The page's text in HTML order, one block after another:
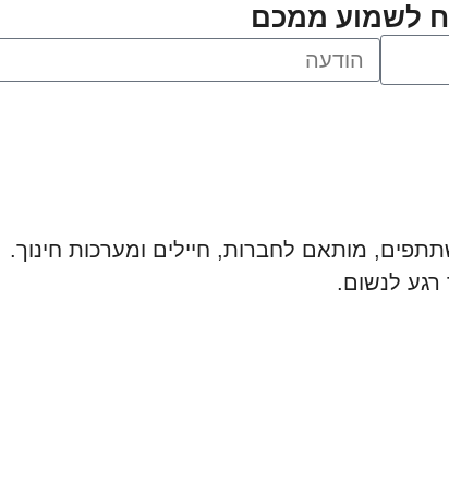
לשמוע ממכם
רגע לנשום.